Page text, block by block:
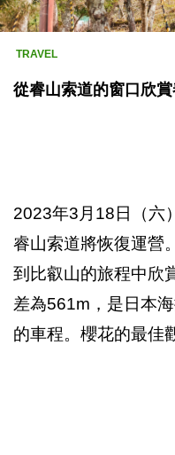
從睿山索道的窗口欣
2023年3月18日（六
睿山索道將恢復運營
到比叡山的旅程中欣
差為561m，是日本
的車程。櫻花的最佳